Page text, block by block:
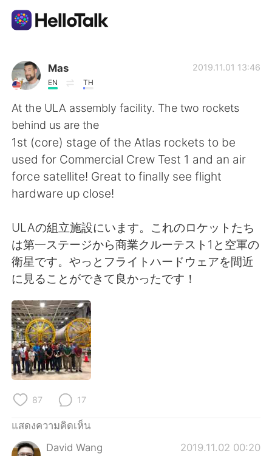
แอปแลกเปลี่ยนทางภาษา
AI Grammar Checker
ไทย
English 简体中文
العربية Français
Deutsch 日本語
한국어
Indonesia
Türkçe
Português
Mas
EN TH
2019.11.01 13:46
At the ULA assembly facility. The two rockets
behind us are the
1st (core) stage of the Atlas rockets to be
used for Commercial Crew Test 1 and an air
force satellite! Great to finally see flight
hardware up close!
ULAの組立施設にいます。これのロケットたち
は第一ステージから商業クルーテスト1と空軍の
衛星です。やっとフライトハードウェアを間近
に見ることができて良かったです！
87 17
แสดงความคิดเห็น
David Wang
2019.11.02 00:20